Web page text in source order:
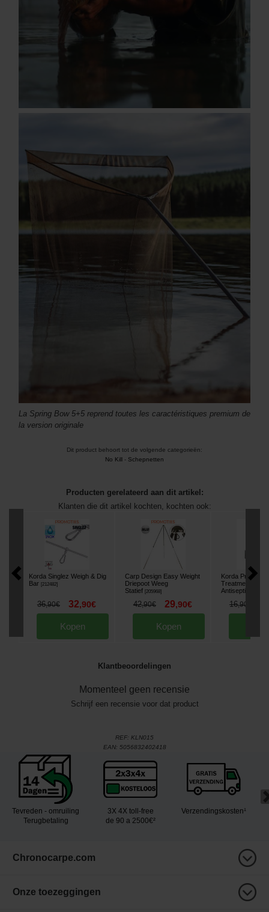
La Spring Bow 5+5 reprend toutes les caractéristiques premium de
la version originale
Dit product behoort tot de volgende categorieën:
No Kill - Schepnetten
Producten gerelateerd aan dit artikel:
Klanten die dit artikel kochten, kochten ook:
Korda Singlez Weigh & Dig
Bar [212482]
36,90€ 32,90€
Kopen
Carp Design Easy Weight
Driepoot Weeg
Statief [205968]
42,90€ 29,90€
Kopen
Korda Propolis
Treatment
Antisepticum
16,90
Klantbeoordelingen
Momenteel geen recensie
Schrijf een recensie voor dat product
REF: KLN015
EAN: 5056832402418
Tevreden - omruiling
Terugbetaling
3X 4X toll-free
de 90 a 2500€²
Verzendingskosten¹
Chronocarpe.com
Onze toezeggingen